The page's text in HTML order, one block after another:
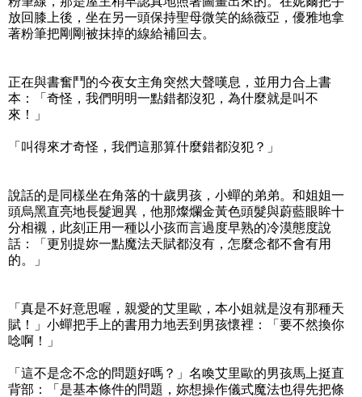
放回膝上後，坐在另一頭保持聖母微笑的絲薇亞，優雅地拿
著粉筆把剛剛被抹掉的線給補回去。
正在與書奮鬥的今夜女主角突然大聲嘆息，並用力合上書
本：「奇怪，我們明明一點錯都沒犯，為什麼就是叫不
來！」
「叫得來才奇怪，我們這那算什麼錯都沒犯？」
說話的是同樣坐在角落的十歲男孩，小蟬的弟弟。和姐姐一
頭烏黑直亮地長髮迥異，他那燦爛金黃色頭髮與蔚藍眼眸十
分相襯，此刻正用一種以小孩而言過度早熟的冷漠態度說
話：「更別提妳一點魔法天賦都沒有，怎麼念都不會有用
的。」
「真是不好意思喔，親愛的艾里歐，本小姐就是沒有那種天
賦！」小蟬把手上的書用力地丟到男孩懷裡：「要不然換你
唸啊！」
「這不是念不念的問題好嗎？」名喚艾里歐的男孩馬上挺直
背部：「是基本條件的問題，妳想操作儀式魔法也得先把條